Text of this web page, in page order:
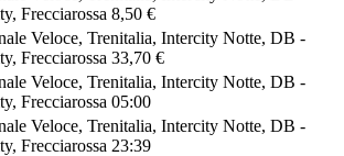
Frecciarossa 8,50 €
Veloce, Trenitalia, Intercity Notte, DB -
Frecciarossa 33,70 €
Veloce, Trenitalia, Intercity Notte, DB -
Frecciarossa 05:00
Veloce, Trenitalia, Intercity Notte, DB -
Frecciarossa 23:39